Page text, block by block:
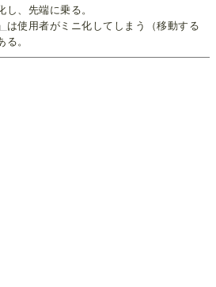
し、先端に乗る。
は使用者がミニ化してしまう（移動する
る。